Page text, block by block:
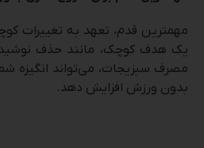
مهمترین قدم، تعهد به تغییرات
یک هدف کوچک، مانند حذف
مصرف سبزیجات، می‌تواند انگیزه
بدون ورزش افزایش دهد.